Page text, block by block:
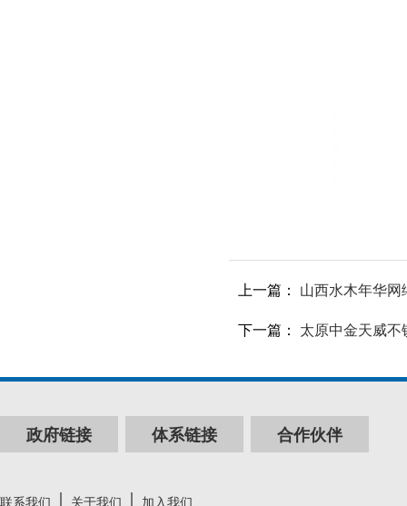
上一篇： 山西水木年华
下一篇： 太原中金天威
政府链接 体系链接 合作伙伴
联系我们 关于我们
加入我们